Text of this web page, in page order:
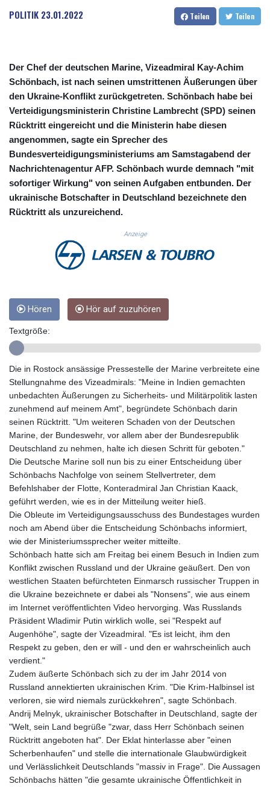
CUC 1.152471
CUP 30.540479
DKK 7.476217
DOP 67.193733
DZD 153.365094
EGP 57.264782
ERN 17.287064
ETB 185.968128
FJD 2.552089
FKP 0.856077
GBP 0.85641
GEL 3.013725
GIP 0.856077
GNF 10118.69464
HKD 9.04099
HNL 30.88171
HUF 364.625083
IDR 20648.821428
ILS 3.46629
IMP 0.856077
INR 109.809273
IQD 1509.393123
IRR
1584474.640687
ISK 142.41109
JEP 0.856077
JMD 182.637459
JOD 0.81708
JPY 182.544457
KES 149.083075
KGS 100.783234
KHR 4675.235131
KMF 492.105126
KRW 1640.600173
KWD 0.356874
KYD 0.960205
KZT 539.927945
LAK 26033.64904
LBP
LKR 387.028882
LRD 207.974585
LSL 18.793369
LTL 3.402947
LVL 0.697118
LYD 7.344833
MAD 10.750192
MDL 20.047704
MGA 4953.772522
POLITIK 23.01.2022 Teilen Teilen
Der Chef der deutschen Marine, Vizeadmiral Kay-Achim
Schönbach, ist nach seinen umstrittenen Äußerungen über
den Ukraine-Konflikt zurückgetreten. Schönbach habe bei
Verteidigungsministerin Christine Lambrecht (SPD) seinen
Rücktritt eingereicht und die Ministerin habe diesen
angenommen, sagte ein Sprecher des
Bundesverteidigungsministeriums am Samstagabend der
Nachrichtenagentur AFP. Schönbach wurde demnach "mit
sofortiger Wirkung" von seinen Aufgaben entbunden. Der
ukrainische Botschafter in Deutschland bezeichnete den
Rücktritt als unzureichend.
Anzeige
Hören Hör auf zuzuhören
Textgröße:
Die in Rostock ansässige Pressestelle der Marine verbreitete eine
Stellungnahme des Vizeadmirals: "Meine in Indien gemachten
unbedachten Äußerungen zu Sicherheits- und Militärpolitik lasten
zunehmend auf meinem Amt", begründete Schönbach darin
seinen Rücktritt. "Um weiteren Schaden von der Deutschen
Marine, der Bundeswehr, vor allem aber der Bundesrepublik
Deutschland zu nehmen, halte ich diesen Schritt für geboten."
Die Deutsche Marine soll nun bis zu einer Entscheidung über
Schönbachs Nachfolge von seinem Stellvertreter, dem
Befehlshaber der Flotte, Konteradmiral Jan Christian Kaack,
geführt werden, wie es in der Mitteilung weiter hieß.
Die Obleute im Verteidigungsausschuss des Bundestages wurden
noch am Abend über die Entscheidung Schönbachs informiert,
wie der Ministeriumssprecher weiter mitteilte.
Schönbach hatte sich am Freitag bei einem Besuch in Indien zum
Konflikt zwischen Russland und der Ukraine geäußert. Den von
westlichen Staaten befürchteten Einmarsch russischer Truppen in
die Ukraine bezeichnete er dabei als "Nonsens", wie aus einem
im Internet veröffentlichten Video hervorging. Was Russlands
Präsident Wladimir Putin wirklich wolle, sei "Respekt auf
Augenhöhe", sagte der Vizeadmiral. "Es ist leicht, ihm den
Respekt zu geben, den er will - und den er wahrscheinlich auch
verdient."
Zudem äußerte Schönbach sich zu der im Jahr 2014 von
Russland annektierten ukrainischen Krim. "Die Krim-Halbinsel ist
verloren, sie wird niemals zurückkehren", sagte Schönbach.
Andrij Melnyk, ukrainischer Botschafter in Deutschland, sagte der
"Welt, sein Land begrüße "zwar, dass Herr Schönbach seinen
Rücktritt angeboten hat". Der Eklat hinterlasse aber "einen
Scherbenhaufen" und stelle die internationale Glaubwürdigkeit
und Verlässlichkeit Deutschlands "massiv in Frage". Die Aussagen
Schönbachs hätten "die gesamte ukrainische Öffentlichkeit in